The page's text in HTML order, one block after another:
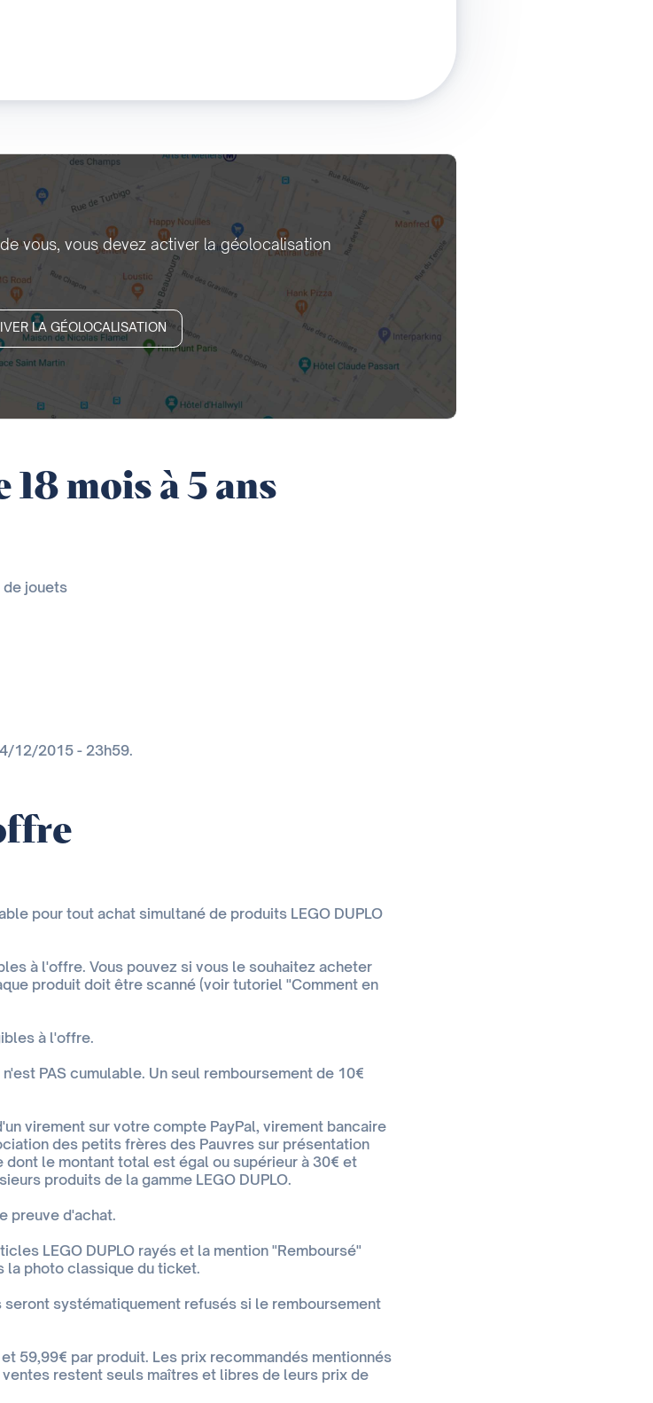
vous, vous devez activer la géolocalisation
LA GÉOLOCALISATION
18 mois à 5 ans
de jouets
12/2015 - 23h59.
pour tout achat simultané de produits LEGO DUPLO
à l'offre. Vous pouvez si vous le souhaitez acheter
produit doit être scanné (voir tutoriel "Comment en
à l'offre.
PAS cumulable. Un seul remboursement de 10€
virement sur votre compte PayPal, virement bancaire
des petits frères des Pauvres sur présentation
le montant total est égal ou supérieur à 30€ et
produits de la gamme LEGO DUPLO.
preuve d'achat.
LEGO DUPLO rayés et la mention "Remboursé"
la photo classique du ticket.
systématiquement refusés si le remboursement
59,99€ par produit. Les prix recommandés mentionnés
restent seuls maîtres et libres de leurs prix de